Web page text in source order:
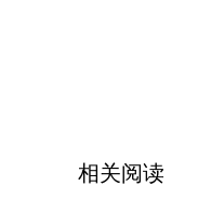
相关阅读